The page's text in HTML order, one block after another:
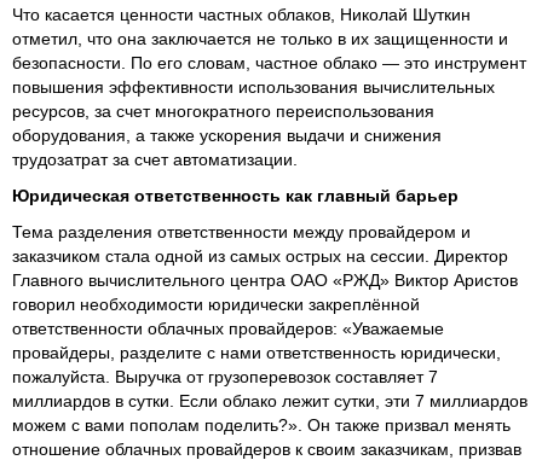
Что касается ценности частных облаков, Николай Шуткин
отметил, что она заключается не только в их защищенности и
безопасности. По его словам, частное облако — это инструмент
повышения эффективности использования вычислительных
ресурсов, за счет многократного переиспользования
оборудования, а также ускорения выдачи и снижения
трудозатрат за счет автоматизации.
Юридическая ответственность как главный барьер
Тема разделения ответственности между провайдером и
заказчиком стала одной из самых острых на сессии. Директор
Главного вычислительного центра ОАО «РЖД» Виктор Аристов
говорил необходимости юридически закреплённой
ответственности облачных провайдеров: «Уважаемые
провайдеры, разделите с нами ответственность юридически,
пожалуйста. Выручка от грузоперевозок составляет 7
миллиардов в сутки. Если облако лежит сутки, эти 7 миллиардов
можем с вами пополам поделить?». Он также призвал менять
отношение облачных провайдеров к своим заказчикам, призвав